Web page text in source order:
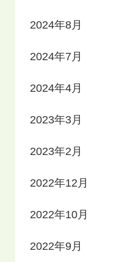
2024年8月
2024年7月
2024年4月
2023年3月
2023年2月
2022年12月
2022年10月
2022年9月